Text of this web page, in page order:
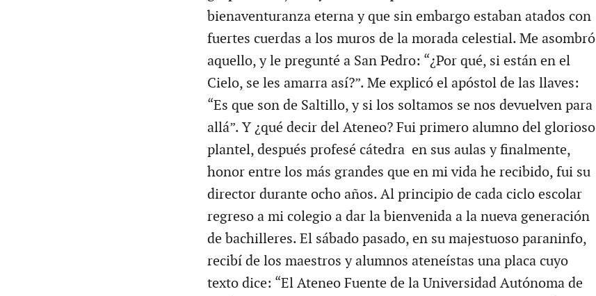
bienaventuranza eterna y que sin embargo estaban atados con
fuertes cuerdas a los muros de la morada celestial. Me asombró
aquello, y le pregunté a San Pedro: “¿Por qué, si están en el
Cielo, se les amarra así?”. Me explicó el apóstol de las llaves:
“Es que son de Saltillo, y si los soltamos se nos devuelven para
allá”. Y ¿qué decir del Ateneo? Fui primero alumno del glorioso
plantel, después profesé cátedra en sus aulas y finalmente,
honor entre los más grandes que en mi vida he recibido, fui su
director durante ocho años. Al principio de cada ciclo escolar
regreso a mi colegio a dar la bienvenida a la nueva generación
de bachilleres. El sábado pasado, en su majestuoso paraninfo,
recibí de los maestros y alumnos ateneístas una placa cuyo
texto dice: “El Ateneo Fuente de la Universidad Autónoma de